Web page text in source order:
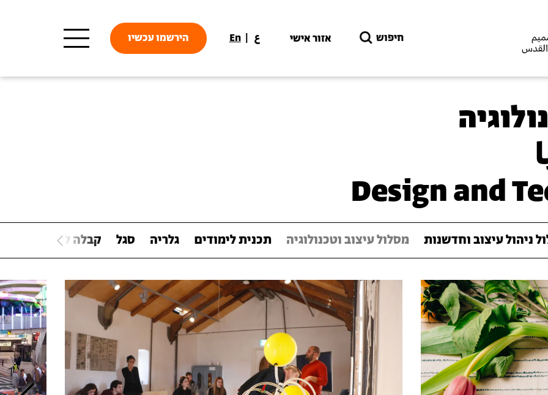
חיפוש אזור אישי En ع הירשמו עכשיו
Design and
ניהול עיצוב וחדשנות מסלול עיצוב וטכנולוגיה תכנית לימודים גלריה סגל קבלה לתכנית